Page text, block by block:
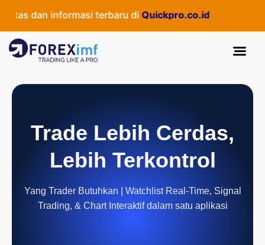
dan informasi terbaru diQuickpro.co.id
Trade Lebih Cerdas,
Lebih Terkontrol
Yang Trader Butuhkan | Watchlist Real-Time, Signal
Trading, & Chart Interaktif dalam satu aplikasi